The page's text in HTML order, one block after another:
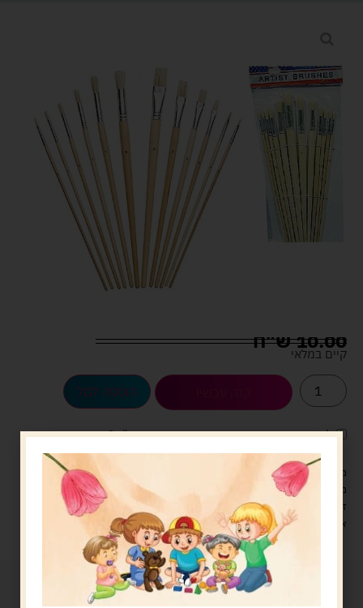
10.00ש"ח
קיים במלאי
הוספה לסל
לארוז את המוצר באריזת מתנה5.00 ש"ח ?
מעל 329 ש"ח, משלוח עם שליח עד הבית חינם! – 0 ₪
משלוח עם שליח עד הבית: 29 ש"ח
זמן אספקה: עד 4 ימי עסקים.
איסוף עצמי: מ"ביתר טויס" רחוב בניין דוד 18, ביתר עילית.